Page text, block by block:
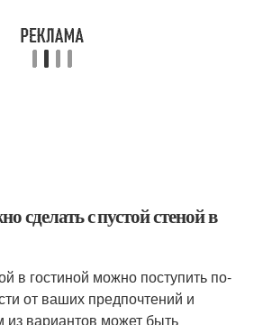
сделать с пустой стеной в
в гостиной можно поступить по-
от ваших предпочтений и
из вариантов может быть